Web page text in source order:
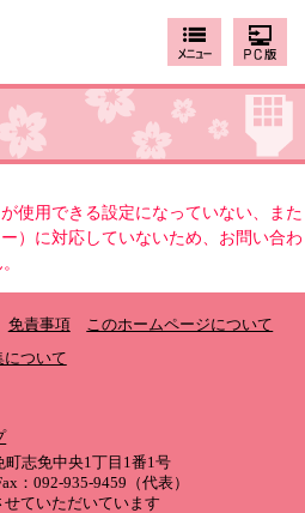
使用できる設定になっていない、また
）に対応していないため、お問い合わ
免責事項
このホームページについて
について
志免中央1丁目1番1号
：092-935-9459（代表）
ていただいています